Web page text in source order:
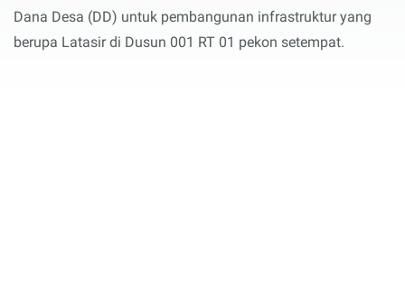
Dana Desa (DD) untuk pembangunan infrastruktur yang
berupa Latasir di Dusun 001 RT 01 pekon setempat.